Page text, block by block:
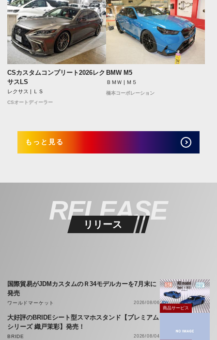
CSカスタムコンプリート2026レク
サスLS
レクサス | ＬＳ
CSオートディーラー
BMW M5
ＢＭＷ | Ｍ５
橋本コーポレーション
もっと見る
RELEASE
リリース
国際貿易がJDMカスタムのＲ34モデルカーを7月末に
発売
ワールドマーケット
2026/08/06
商品サービス
大好評のBRIDEシート型スマホスタンド【プレミアム
シリーズ 織戸茉彩】発売！
BRIDE
2026/08/04